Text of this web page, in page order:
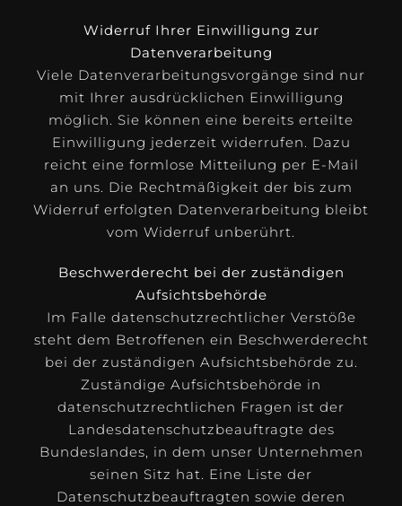
Widerruf Ihrer Einwilligung zur
Datenverarbeitung
Viele Datenverarbeitungsvorgänge sind nur
mit Ihrer ausdrücklichen Einwilligung
möglich. Sie können eine bereits erteilte
Einwilligung jederzeit widerrufen. Dazu
reicht eine formlose Mitteilung per E-Mail
an uns. Die Rechtmäßigkeit der bis zum
Widerruf erfolgten Datenverarbeitung bleibt
vom Widerruf unberührt.
Beschwerderecht bei der zuständigen
Aufsichtsbehörde
Im Falle datenschutzrechtlicher Verstöße
steht dem Betroffenen ein Beschwerderecht
bei der zuständigen Aufsichtsbehörde zu.
Zuständige Aufsichtsbehörde in
datenschutzrechtlichen Fragen ist der
Landesdatenschutzbeauftragte des
Bundeslandes, in dem unser Unternehmen
seinen Sitz hat. Eine Liste der
Datenschutzbeauftragten sowie deren